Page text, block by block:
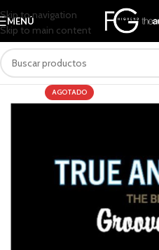
Skip to navigation
Skip to main content
MENÚ
AGOTADO